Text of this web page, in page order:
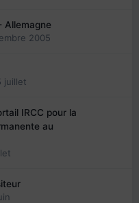
Allemagne
2005
juillet
IRCC pour la
au